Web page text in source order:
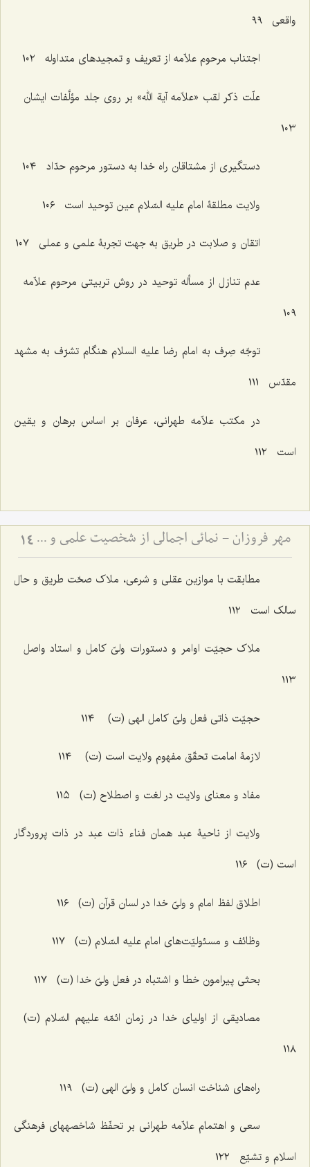
واقعی ٩٩
اجتناب مرحوم علاّمه از تعریف و تمجیدهای متداوله ١٠٢
علّت ذکر لقب «علاّمه آیة الله» بر روی جلد مؤلَّفات ایشان
١٠٣
دستگیری از مشتاقان راه خدا به دستور مرحوم حدّاد ١٠٤
ولایت مطلقۀ امام علیه السّلام عین توحید است ١٠٦
اتقان و صلابت در طریق به جهت تجربۀ علمی و عملی ١٠٧
عدم تنازل از مسأله توحید در روش تربیتی مرحوم علاّمه
١٠٩
توجّه صِرف به امام رضا علیه السلام هنگام تشرّف به مشهد
مقدّس ١١١
در مکتب علاّمه طهرانی، عرفان بر اساس برهان و یقین
است ١١٢
مهر فروزان - نمائی اجمالی از شخصیت علمی و اخلاقی حضرت علامه آیة الله حاج سید محمد حسین حسینی طهرانی 14
مطابقت با موازین عقلی و شرعی، ملاک صحّت طریق و حال
سالک است ١١٢
ملاک حجیّت اوامر و دستورات ولیّ کامل و استاد واصل
١١٣
حجیّت ذاتی فعل ولیّ کامل الهی (ت) ١١٤
لازمۀ امامت تحقّق مفهوم ولایت است (ت) ١١٤
مفاد و معنای ولایت در لغت و اصطلاح (ت) ١١٥
ولایت از ناحیۀ عبد همان فناء ذات عبد در ذات پروردگار
است (ت) ١١٦
اطلاق لفظ امام و ولیّ خدا در لسان قرآن (ت) ١١٦
وظائف و مسئولیّت‌های امام علیه السّلام (ت) ١١٧
بحثی پیرامون خطا و اشتباه در فعل ولیّ خدا (ت) ١١٧
مصادیقی از اولیای خدا در زمان ائمّه علیهم السّلام (ت)
١١٨
راه‌های شناخت انسان کامل و ولیّ الهی (ت) ١١٩
سعی و اهتمام علاّمه طهرانی بر تحفّظ شاخصههای فرهنگی
اسلام و تشیّع ١٢٢